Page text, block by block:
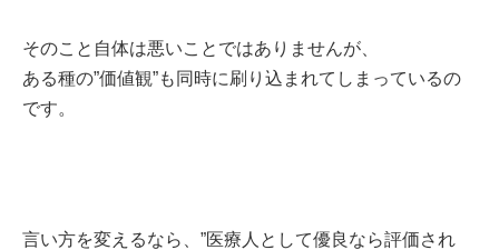
そのこと自体は悪いことではありませんが、
ある種の”価値観”も同時に刷り込まれてしまっているの
です。
言い方を変えるなら、”医療人として優良なら評価され